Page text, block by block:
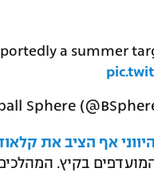
a summer
אף הציב את
בקיץ.